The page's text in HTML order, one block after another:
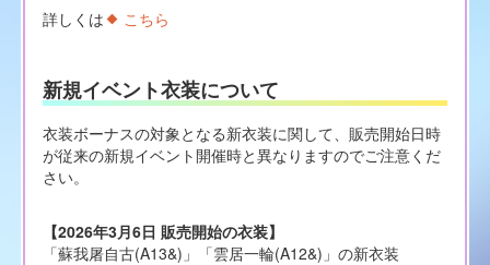
詳しくは こちら
新規イベント衣装について
衣装ボーナスの対象となる新衣装に関して、販売開始日時
が従来の新規イベント開催時と異なりますのでご注意くだ
さい。
【2026年3月6日 販売開始の衣装】
「蘇我屠自古(A13&)」「雲居一輪(A12&)」の新衣装